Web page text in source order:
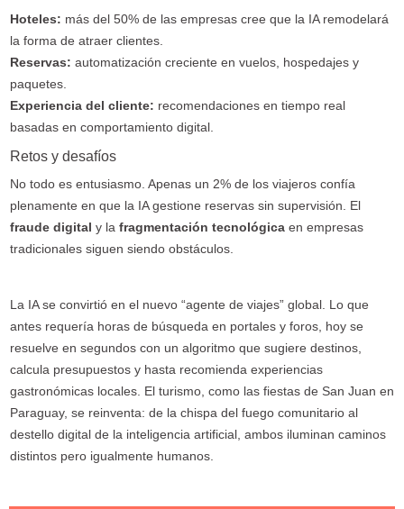
Hoteles: más del 50% de las empresas cree que la IA remodelará
la forma de atraer clientes.
Reservas: automatización creciente en vuelos, hospedajes y
paquetes.
Experiencia del cliente: recomendaciones en tiempo real
basadas en comportamiento digital.
Retos y desafíos
No todo es entusiasmo. Apenas un 2% de los viajeros confía
plenamente en que la IA gestione reservas sin supervisión. El
fraude digital y la fragmentación tecnológicaen empresas
tradicionales siguen siendo obstáculos.
La IA se convirtió en el nuevo “agente de viajes” global. Lo que
antes requería horas de búsqueda en portales y foros, hoy se
resuelve en segundos con un algoritmo que sugiere destinos,
calcula presupuestos y hasta recomienda experiencias
gastronómicas locales. El turismo, como las fiestas de San Juan en
Paraguay, se reinventa: de la chispa del fuego comunitario al
destello digital de la inteligencia artificial, ambos iluminan caminos
distintos pero igualmente humanos.